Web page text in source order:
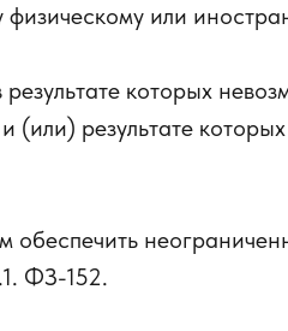
или
которых
результате
ФЗ-152.